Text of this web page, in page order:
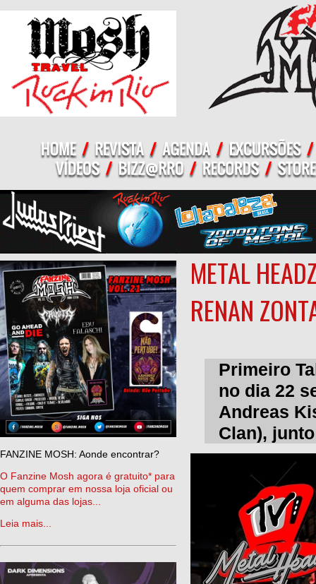
FANZINE MOSH: Aonde encontrar?
O Fanzine Mosh agora é gratuito* para
quem comprar em nossa loja oficial ou
em alguma das lojas...
Leia mais...
METAL
RENAN
Primeiro
no dia 22
Andreas
Clan),